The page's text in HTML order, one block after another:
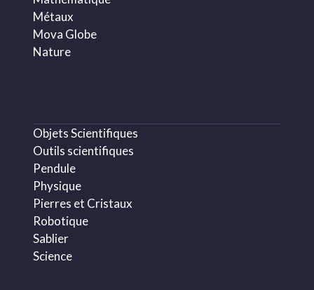
Métaux
Mova Globe
Nature
Objets Scientifiques
Outils scientifiques
Pendule
Physique
Pierres et Cristaux
Robotique
Sablier
Science